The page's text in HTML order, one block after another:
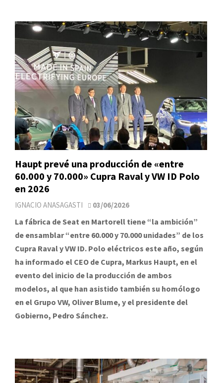
Haupt prevé una producción de «entre
60.000 y 70.000» Cupra Raval y VW ID Polo
en 2026
IGNACIO ANASAGASTI 03/06/2026
La fábrica de Seat en Martorell tiene “la ambición”
de ensamblar “entre 60.000 y 70.000 unidades” de los
Cupra Raval y VW ID. Polo eléctricos este año, según
ha informado el CEO de Cupra, Markus Haupt, en el
evento del inicio de la producción de ambos
modelos, al que han asistido también su homólogo
en el Grupo VW, Oliver Blume, y el presidente del
Gobierno, Pedro Sánchez.